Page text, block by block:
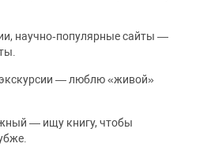
научно‑популярные сайты —
— люблю «живой»
— ищу книгу, чтобы